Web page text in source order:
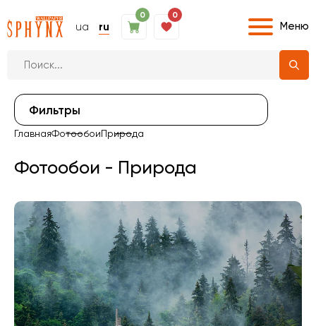
ua ru
0 0
Меню
Фильтры
ГлавнаяФотообоиПрирода
Фотообои - Природа